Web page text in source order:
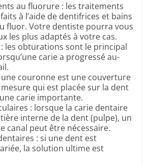
au fluorure : les traitements
à l’aide de dentifrices et bains
fluor. Votre dentiste pourra vous
les plus adaptés à votre cas.
les obturations sont le principal
carie a progressé au-
couronne est une couverture
mesure qui est placée sur la dent
carie importante.
: lorsque la carie dentaire
interne de la dent (pulpe), un
canal peut être nécessaire.
: si une dent est
la solution ultime est